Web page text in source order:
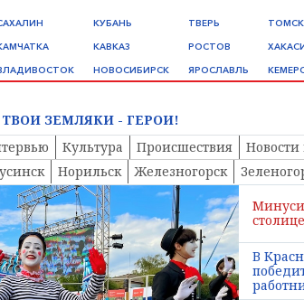
КУБАНЬ
КАВКАЗ
НОВОСИБИРСК
ТВЕРЬ
РОСТОВ
ЯРОСЛАВЛЬ
ТОМСК
ТВОИ ЗЕМЛЯКИ - ГЕРОИ!
Культура Происшествия
Норильск Железногорск
В